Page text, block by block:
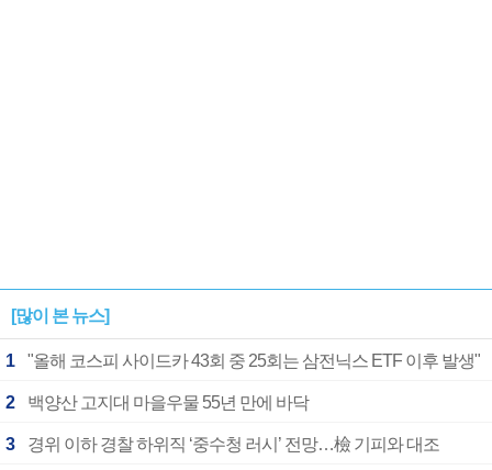
[많이 본 뉴스]
1 "올해 코스피 사이드카 43회 중 25회는 삼전닉스 ETF 이후 발생"
2 백양산 고지대 마을우물 55년 만에 바닥
3 경위 이하 경찰 하위직 ‘중수청 러시’ 전망…檢 기피와 대조